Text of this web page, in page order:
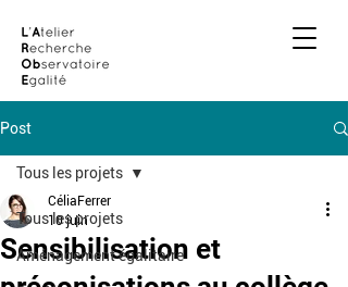
Post
Tous les projets
Aménagement égalitaire
Tous les projets
Sensibilisation et
CéliaFerrer
10 juin